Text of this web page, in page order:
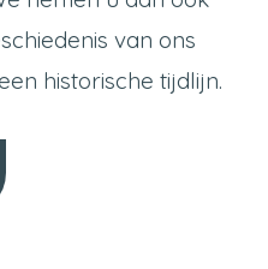
van ons
historische tijdlijn.